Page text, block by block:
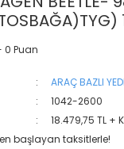
0 Puan
ARAÇ BAZLI
1042-2600
18.479,75 TL +
başlayan taksitlerle!